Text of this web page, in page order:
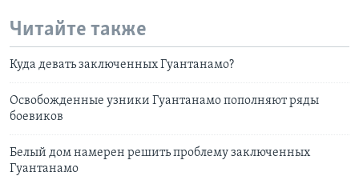
Читайте также
Куда девать заключенных Гуантанамо?
Освобожденные узники Гуантанамо пополняют ряды
боевиков
Белый дом намерен решить проблему заключенных
Гуантанамо